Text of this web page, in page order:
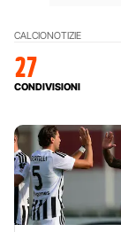
CALCIONOTIZIE
27
CONDIVISIONI